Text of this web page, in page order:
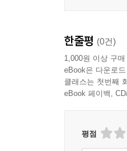
한줄평 (0건)
1,000원 이상 구
eBook은 다운로
클래스는 첫번째
eBook 페이백,
평점